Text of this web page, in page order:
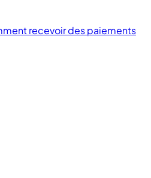
recevoir des paiements